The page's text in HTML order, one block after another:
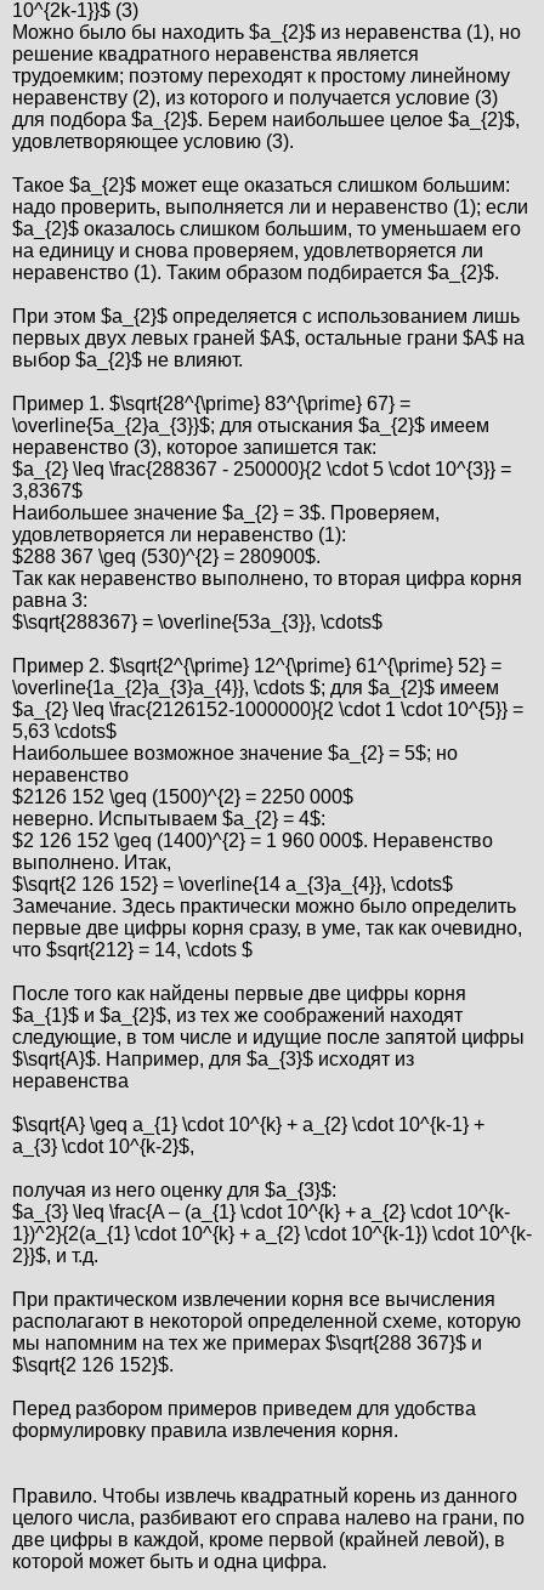
10^{2k-1}}$ (3)
Можно было бы находить $a_{2}$ из неравенства (1), но
решение квадратного неравенства является
трудоемким; поэтому переходят к простому линейному
неравенству (2), из которого и получается условие (3)
для подбора $a_{2}$. Берем наибольшее целое $a_{2}$,
удовлетворяющее условию (3).
Такое $a_{2}$ может еще оказаться слишком большим:
надо проверить, выполняется ли и неравенство (1); если
$a_{2}$ оказалось слишком большим, то уменьшаем его
на единицу и снова проверяем, удовлетворяется ли
неравенство (1). Таким образом подбирается $a_{2}$.
При этом $a_{2}$ определяется с использованием лишь
первых двух левых граней $A$, остальные грани $A$ на
выбор $a_{2}$ не влияют.
Пример 1. $\sqrt{28^{\prime} 83^{\prime} 67} =
\overline{5a_{2}a_{3}}$; для отыскания $a_{2}$ имеем
неравенство (3), которое запишется так:
$a_{2} \leq \frac{288367 - 250000}{2 \cdot 5 \cdot 10^{3}} =
3,8367$
Наибольшее значение $a_{2} = 3$. Проверяем,
удовлетворяется ли неравенство (1):
$288 367 \geq (530)^{2} = 280900$.
Так как неравенство выполнено, то вторая цифра корня
равна 3:
$\sqrt{288367} = \overline{53a_{3}}, \cdots$
Пример 2. $\sqrt{2^{\prime} 12^{\prime} 61^{\prime} 52} =
\overline{1a_{2}a_{3}a_{4}}, \cdots $; для $a_{2}$ имеем
$a_{2} \leq \frac{2126152-1000000}{2 \cdot 1 \cdot 10^{5}} =
5,63 \cdots$
Наибольшее возможное значение $a_{2} = 5$; но
неравенство
$2126 152 \geq (1500)^{2} = 2250 000$
неверно. Испытываем $a_{2} = 4$:
$2 126 152 \geq (1400)^{2} = 1 960 000$. Неравенство
выполнено. Итак,
$\sqrt{2 126 152} = \overline{14 a_{3}a_{4}}, \cdots$
Замечание. Здесь практически можно было определить
первые две цифры корня сразу, в уме, так как очевидно,
что $sqrt{212} = 14, \cdots $
После того как найдены первые две цифры корня
$a_{1}$ и $a_{2}$, из тех же соображений находят
следующие, в том числе и идущие после запятой цифры
$\sqrt{A}$. Например, для $a_{3}$ исходят из
неравенства
$\sqrt{A} \geq a_{1} \cdot 10^{k} + a_{2} \cdot 10^{k-1} +
a_{3} \cdot 10^{k-2}$,
получая из него оценку для $a_{3}$:
$a_{3} \leq \frac{A – (a_{1} \cdot 10^{k} + a_{2} \cdot 10^{k-
1})^2}{2(a_{1} \cdot 10^{k} + a_{2} \cdot 10^{k-1}) \cdot 10^{k-
2}}$, и т.д.
При практическом извлечении корня все вычисления
располагают в некоторой определенной схеме, которую
мы напомним на тех же примерах $\sqrt{288 367}$ и
$\sqrt{2 126 152}$.
Перед разбором примеров приведем для удобства
формулировку правила извлечения корня.
Правило. Чтобы извлечь квадратный корень из данного
целого числа, разбивают его справа налево на грани, по
две цифры в каждой, кроме первой (крайней левой), в
которой может быть и одна цифра.